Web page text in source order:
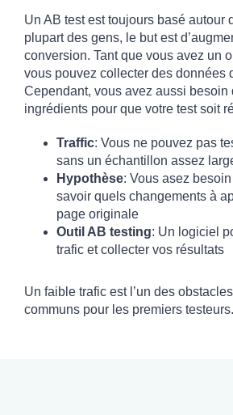
Un AB test est toujours basé autour
plupart des gens, le but est
conversion. Tant que vous avez un
vous pouvez collecter des données
Cependant, vous avez aussi besoin
ingrédients pour que votre test soit
Traffic: Vous ne pouvez pas
sans un échantillon assez
Hypothèse: Vous asez
savoir quels changements à
page originale
Outil AB testing: Un logiciel
trafic et collecter vos résultats
Un faible trafic est l’un des
communs pour les premiers testeurs.